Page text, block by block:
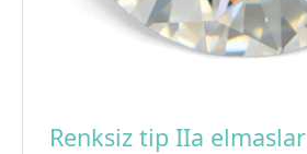
Renksiz tip IIa elmaslar